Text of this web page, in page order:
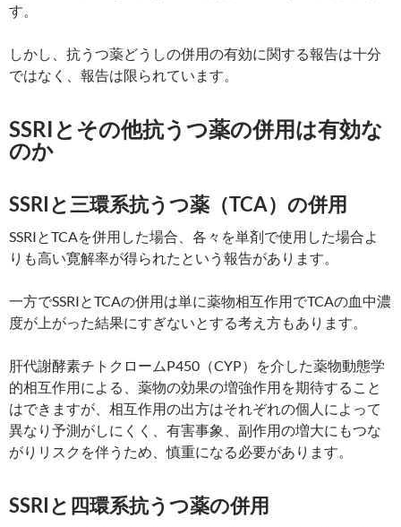
す。
しかし、抗うつ薬どうしの併用の有効に関する報告は十分
ではなく、報告は限られています。
SSRIとその他抗うつ薬の併用は有効な
のか
SSRIと三環系抗うつ薬（TCA）の併用
SSRIとTCAを併用した場合、各々を単剤で使用した場合よ
りも高い寛解率が得られたという報告があります。
一方でSSRIとTCAの併用は単に薬物相互作用でTCAの血中濃
度が上がった結果にすぎないとする考え方もあります。
肝代謝酵素チトクロームP450（CYP）を介した薬物動態学
的相互作用による、薬物の効果の増強作用を期待すること
はできますが、相互作用の出方はそれぞれの個人によって
異なり予測がしにくく、有害事象、副作用の増大にもつな
がりリスクを伴うため、慎重になる必要があります。
SSRIと四環系抗うつ薬の併用